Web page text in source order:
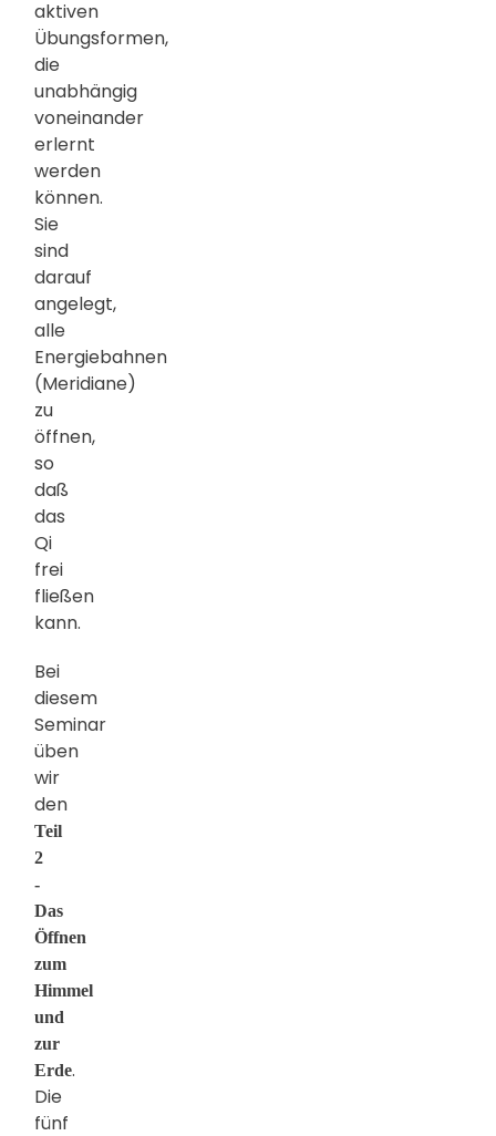
aktiven
Übungsformen,
die
unabhängig
voneinander
erlernt
werden
können.
Sie
sind
darauf
angelegt,
alle
Energiebahnen
(Meridiane)
zu
öffnen,
so
daß
das
Qi
frei
fließen
kann.
Bei
diesem
Seminar
üben
wir
den
Teil
2
-
Das
Öffnen
zum
Himmel
und
zur
Erde.
Die
fünf